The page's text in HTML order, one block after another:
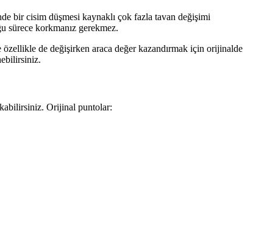
bir cisim düşmesi kaynaklı çok fazla tavan değişimi
sürece korkmanız gerekmez.
de değişirken araca değer kazandırmak için orijinalde
Orijinal puntolar: